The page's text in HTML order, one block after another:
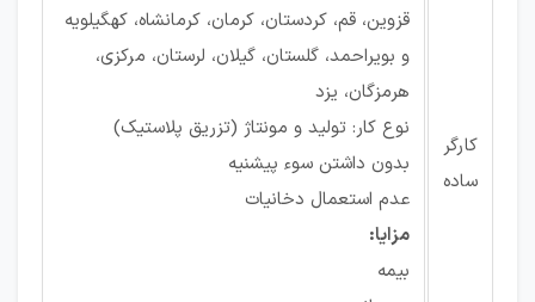
کارگر
ساده
قزوین، قم، کردستان، کرمان، کرمانشاه، کهگیلویه
و بویراحمد، گلستان، گیلان، لرستان، مرکزی،
هرمزگان، یزد
نوع کار: تولید و مونتاژ (تزریق پلاستیک)
بدون داشتن سوء پیشنیه
عدم استعمال دخانیات
مزایا:
بیمه